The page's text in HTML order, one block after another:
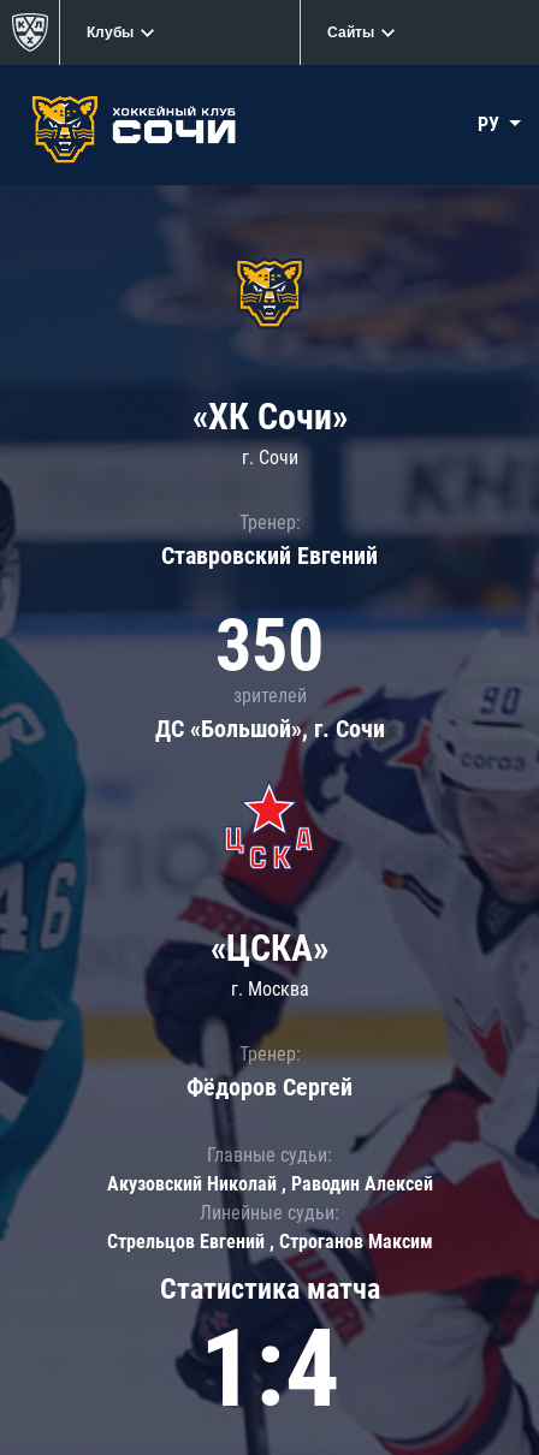
Клубы Сайты
РУ
«ХК Сочи»
г. Сочи
Тренер:
Ставровский Евгений
350
зрителей
ДС «Большой», г. Сочи
Статистика матча
1:4
«ЦСКА»
г. Москва
Тренер:
Фёдоров Сергей
Главные судьи:
Акузовский Николай , Раводин Алексей
Линейные судьи:
Стрельцов Евгений , Строганов Максим